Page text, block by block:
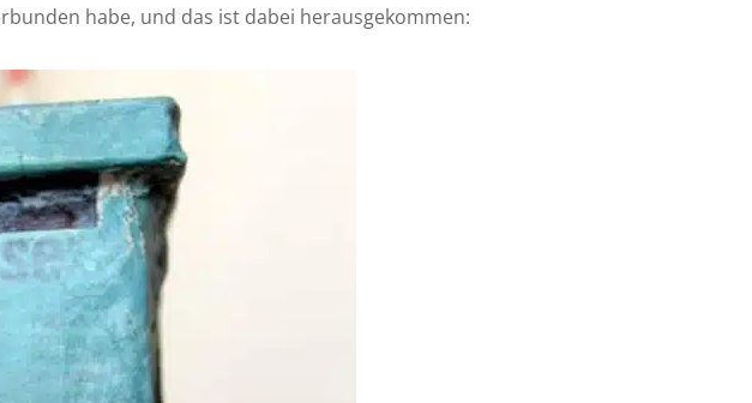
habe, und das ist dabei herausgekommen: